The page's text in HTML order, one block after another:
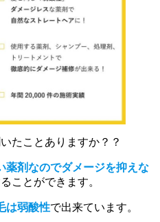
たことありますか？？
薬剤なのでダメージを抑えな
ことができます。
は弱酸性で出来ています。